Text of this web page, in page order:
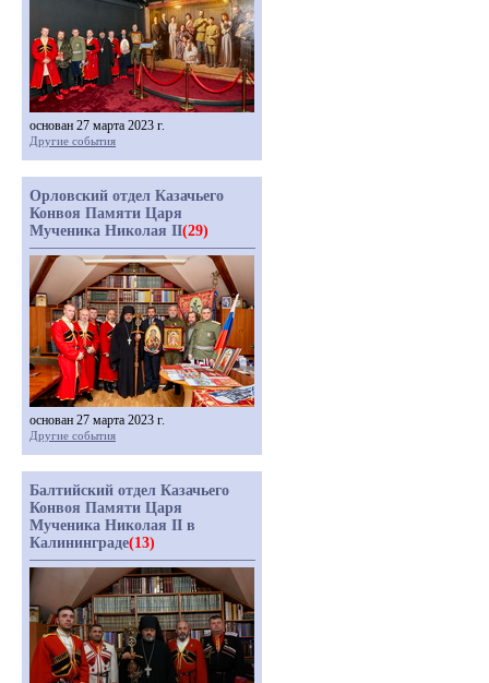
основан 27 марта 2023 г.
Другие события
Орловский отдел Казачьего
Конвоя Памяти Царя
Мученика Николая II(29)
основан 27 марта 2023 г.
Другие события
Балтийский отдел Казачьего
Конвоя Памяти Царя
Мученика Николая II в
Калининграде(13)